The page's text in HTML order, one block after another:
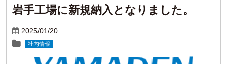
岩手工場に新規納入となりました。
2025/01/20
社内情報